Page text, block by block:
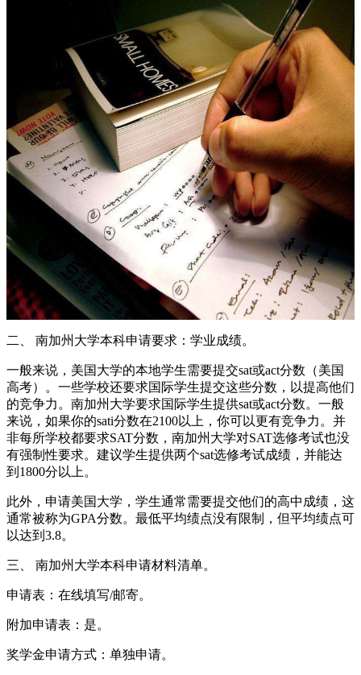
二、 南加州大学本科申请要求：学业成绩。
一般来说，美国大学的本地学生需要提交sat或act分数（美国
高考）。一些学校还要求国际学生提交这些分数，以提高他们
的竞争力。南加州大学要求国际学生提供sat或act分数。一般
来说，如果你的sati分数在2100以上，你可以更有竞争力。并
非每所学校都要求SAT分数，南加州大学对SAT选修考试也没
有强制性要求。建议学生提供两个sat选修考试成绩，并能达
到1800分以上。
此外，申请美国大学，学生通常需要提交他们的高中成绩，这
通常被称为GPA分数。最低平均绩点没有限制，但平均绩点可
以达到3.8。
三、 南加州大学本科申请材料清单。
申请表：在线填写/邮寄。
附加申请表：是。
奖学金申请方式：单独申请。